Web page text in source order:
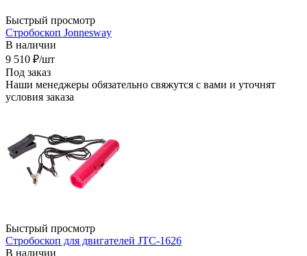
Быстрый просмотр
Стробоскоп Jonnesway
В наличии
9 510 ₽/шт
Под заказ
Наши менеджеры обязательно свяжутся с вами и уточнят
условия заказа
Быстрый просмотр
Стробоскоп для двигателей JTC-1626
В наличии